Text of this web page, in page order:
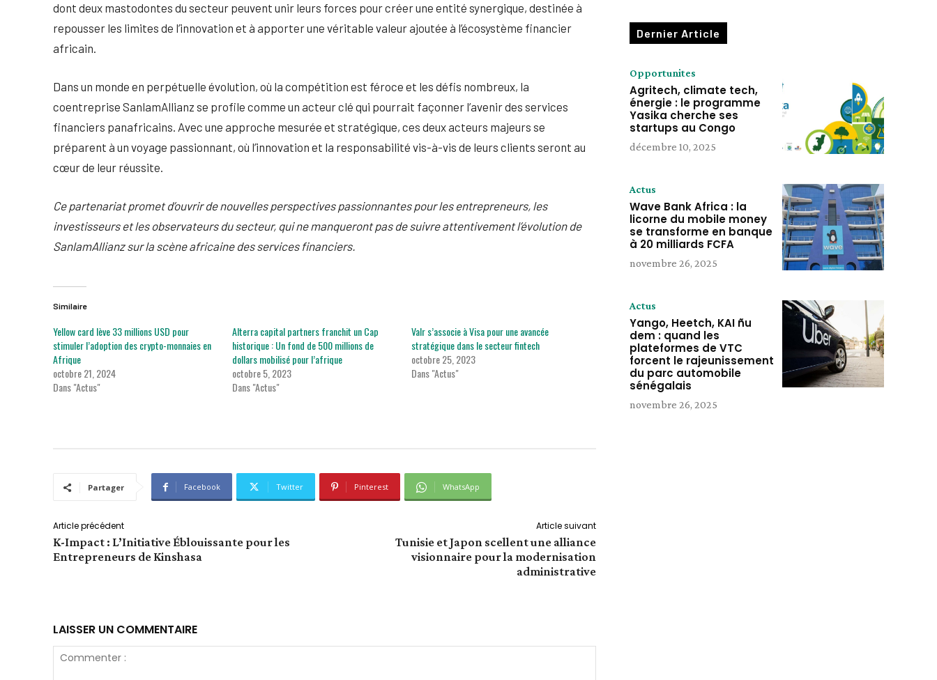
dont deux mastodontes du secteur peuvent unir leurs forces pour créer une entité synergique, destinée à
repousser les limites de l’innovation et à apporter une véritable valeur ajoutée à l’écosystème financier
africain.
Dans un monde en perpétuelle évolution, où la compétition est féroce et les défis nombreux, la
coentreprise SanlamAllianz se profile comme un acteur clé qui pourrait façonner l’avenir des services
financiers panafricains. Avec une approche mesurée et stratégique, ces deux acteurs majeurs se
préparent à un voyage passionnant, où l’innovation et la responsabilité vis-à-vis de leurs clients seront au
cœur de leur réussite.
Ce partenariat promet d’ouvrir de nouvelles perspectives passionnantes pour les entrepreneurs, les
investisseurs et les observateurs du secteur, qui ne manqueront pas de suivre attentivement l’évolution de
SanlamAllianz sur la scène africaine des services financiers.
Similaire
Yellow card lève 33 millions USD pour
stimuler l’adoption des crypto-monnaies en
Afrique
octobre 21, 2024
Dans "Actus"
Alterra capital partners franchit un Cap
historique : Un fond de 500 millions de
dollars mobilisé pour l’afrique
octobre 5, 2023
Dans "Actus"
Valr s’associe à Visa pour une avancée
stratégique dans le secteur fintech
octobre 25, 2023
Dans "Actus"
Partager Facebook Twitter Pinterest WhatsApp
Article précédent
K-Impact : L’Initiative Éblouissante pour les
Entrepreneurs de Kinshasa
Article suivant
Tunisie et Japon scellent une alliance
visionnaire pour la modernisation
administrative
LAISSER UN COMMENTAIRE
Dernier Article
Opportunites
Agritech, climate tech,
énergie : le programme
Yasika cherche ses
startups au Congo
décembre 10, 2025
Actus
Wave Bank Africa : la
licorne du mobile money
se transforme en banque
à 20 milliards FCFA
novembre 26, 2025
Actus
Yango, Heetch, KAI ñu
dem : quand les
plateformes de VTC
forcent le rajeunissement
du parc automobile
sénégalais
novembre 26, 2025